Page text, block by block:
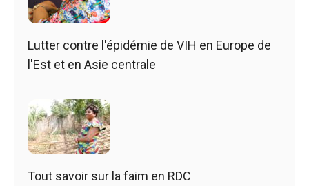
Lutter contre l'épidémie de VIH en Europe de
l'Est et en Asie centrale
Tout savoir sur la faim en RDC